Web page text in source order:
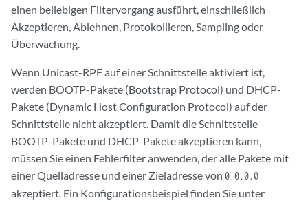
einen beliebigen Filtervorgang ausführt, einschließlich
Akzeptieren, Ablehnen, Protokollieren, Sampling oder
Überwachung.
Wenn Unicast-RPF auf einer Schnittstelle aktiviert ist,
werden BOOTP-Pakete (Bootstrap Protocol) und DHCP-
Pakete (Dynamic Host Configuration Protocol) auf der
Schnittstelle nicht akzeptiert. Damit die Schnittstelle
BOOTP-Pakete und DHCP-Pakete akzeptieren kann,
müssen Sie einen Fehlerfilter anwenden, der alle Pakete mit
einer Quelladresse und einer Zieladresse von 0.0.0.0
akzeptiert. Ein Konfigurationsbeispiel finden Sie unter